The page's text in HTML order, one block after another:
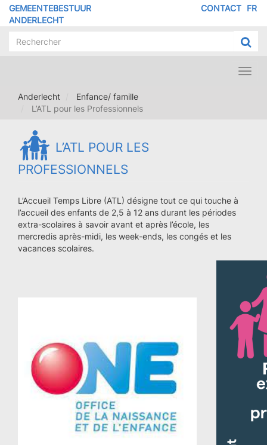
Overslaan
GEMEENTEBESTUUR
ANDERLECHT
FR
CONTACT
Anderlecht
Enfance/ famille
L’ATL pour les Professionnels
L’ATL POUR LES
PROFESSIONNELS
L’Accueil Temps Libre (ATL) désigne tout ce qui touche à
l’accueil des enfants de 2,5 à 12 ans durant les périodes
extra-scolaires à savoir avant et après l’école, les
mercredis après-midi, les week-ends, les congés et les
vacances scolaires.